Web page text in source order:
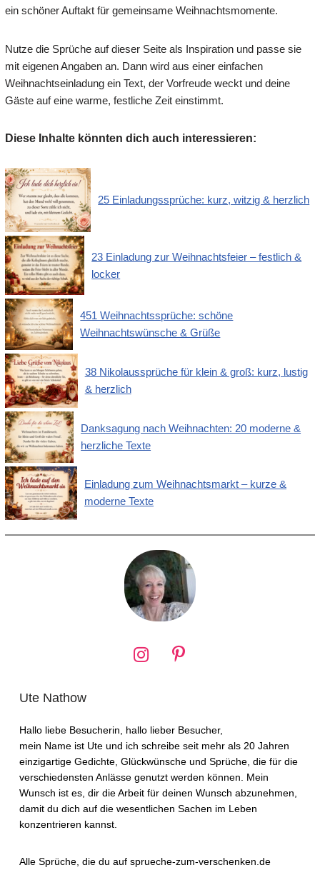
ein schöner Auftakt für gemeinsame Weihnachtsmomente.
Nutze die Sprüche auf dieser Seite als Inspiration und passe sie
mit eigenen Angaben an. Dann wird aus einer einfachen
Weihnachtseinladung ein Text, der Vorfreude weckt und deine
Gäste auf eine warme, festliche Zeit einstimmt.
Diese Inhalte könnten dich auch interessieren:
25 Einladungssprüche: kurz, witzig & herzlich
23 Einladung zur Weihnachtsfeier – festlich &
locker
451 Weihnachtssprüche: schöne
Weihnachtswünsche & Grüße
38 Nikolaussprüche für klein & groß: kurz, lustig
& herzlich
Danksagung nach Weihnachten: 20 moderne &
herzliche Texte
Einladung zum Weihnachtsmarkt – kurze &
moderne Texte
Ute Nathow
Hallo liebe Besucherin, hallo lieber Besucher,
mein Name ist Ute und ich schreibe seit mehr als 20 Jahren
einzigartige Gedichte, Glückwünsche und Sprüche, die für die
verschiedensten Anlässe genutzt werden können. Mein
Wunsch ist es, dir die Arbeit für deinen Wunsch abzunehmen,
damit du dich auf die wesentlichen Sachen im Leben
konzentrieren kannst.
Alle Sprüche, die du auf sprueche-zum-verschenken.de